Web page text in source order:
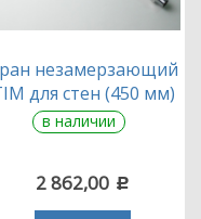
незамерзающий
для стен (450 мм)
в наличии
2 862,00c